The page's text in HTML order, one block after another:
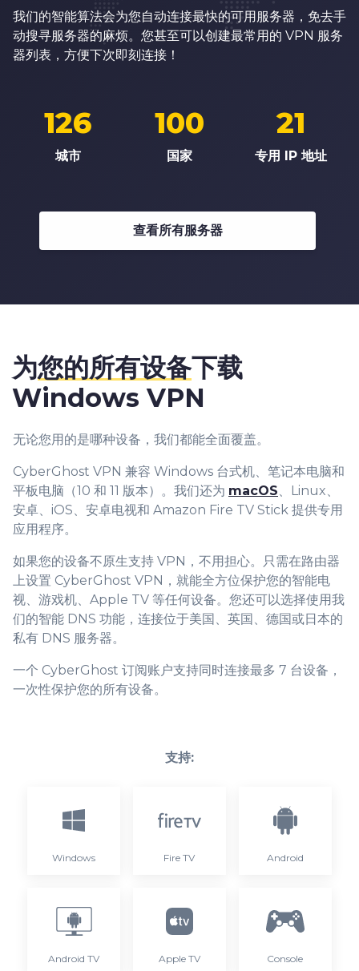
我们的智能算法会为您自动连接最快的可用服务器，免去手
动搜寻服务器的麻烦。您甚至可以创建最常用的 VPN 服务
器列表，方便下次即刻连接！
城市
126
国家
100
专用 IP 地址
21
查看所有服务器
为您的所有设备下载
Windows VPN
无论您用的是哪种设备，我们都能全面覆盖。
CyberGhost VPN 兼容 Windows 台式机、笔记本电脑和
平板电脑（10 和 11 版本）。我们还为 macOS、Linux、
安卓、iOS、安卓电视和 Amazon Fire TV Stick 提供专用
应用程序。
如果您的设备不原生支持 VPN，不用担心。只需在路由器
上设置 CyberGhost VPN，就能全方位保护您的智能电
视、游戏机、Apple TV 等任何设备。您还可以选择使用我
们的智能 DNS 功能，连接位于美国、英国、德国或日本的
私有 DNS 服务器。
一个 CyberGhost 订阅账户支持同时连接最多 7 台设备，
一次性保护您的所有设备。
支持:
Windows Fire TV Android
Android TV Apple TV Console